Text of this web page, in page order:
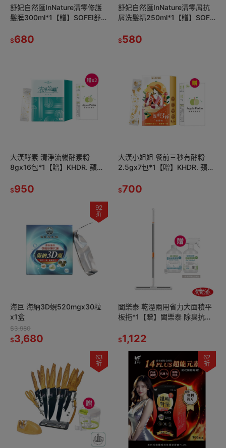
舒妃自然匯InNature清零修護
髮膜300ml*1【贈】SOFEI舒妃
$680
舒妃自然匯InNature清零屑抗
屑洗髮精250ml*1【贈】SOFEI
$580
大漢酵素 清淨流暢酵素粉
8gx16包*1【贈】KHDR. 蘋果
$950
大漢小姐姐 餐前三秒有酵粉
2.5gx7包*1【贈】KHDR. 蘋果
$700
92
折
海巨 海納3D蜆520mgx30粒
x1盒
$3,980
$3,680
闔樂泰 乾溼兩用省力大面積平
板拖*1【贈】闔樂泰 除臭抗菌
$1,122
63
折
62
折